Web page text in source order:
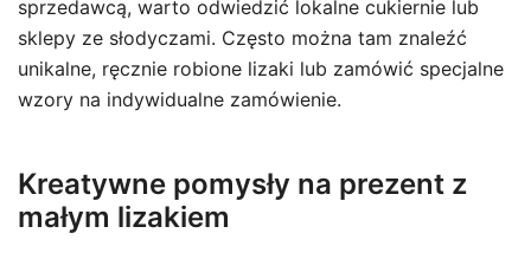
sprzedawcą, warto odwiedzić lokalne cukiernie lub
sklepy ze słodyczami. Często można tam znaleźć
unikalne, ręcznie robione lizaki lub zamówić specjalne
wzory na indywidualne zamówienie.
Kreatywne pomysły na prezent z
małym lizakiem